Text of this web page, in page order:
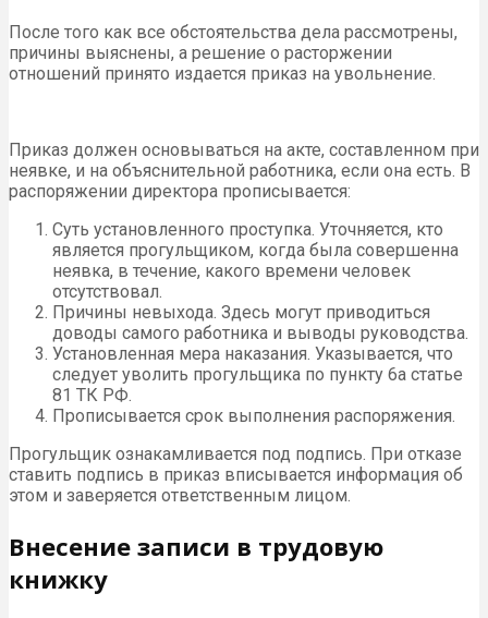
После того как все обстоятельства дела рассмотрены,
причины выяснены, а решение о расторжении
отношений принято издается приказ на увольнение.
Приказ должен основываться на акте, составленном при
неявке, и на объяснительной работника, если она есть. В
распоряжении директора прописывается:
Суть установленного проступка. Уточняется, кто
является прогульщиком, когда была совершенна
неявка, в течение, какого времени человек
отсутствовал.
Причины невыхода. Здесь могут приводиться
доводы самого работника и выводы руководства.
Установленная мера наказания. Указывается, что
следует уволить прогульщика по пункту 6а статье
81 ТК РФ.
Прописывается срок выполнения распоряжения.
Прогульщик ознакамливается под подпись. При отказе
ставить подпись в приказ вписывается информация об
этом и заверяется ответственным лицом.
Внесение записи в трудовую
книжку